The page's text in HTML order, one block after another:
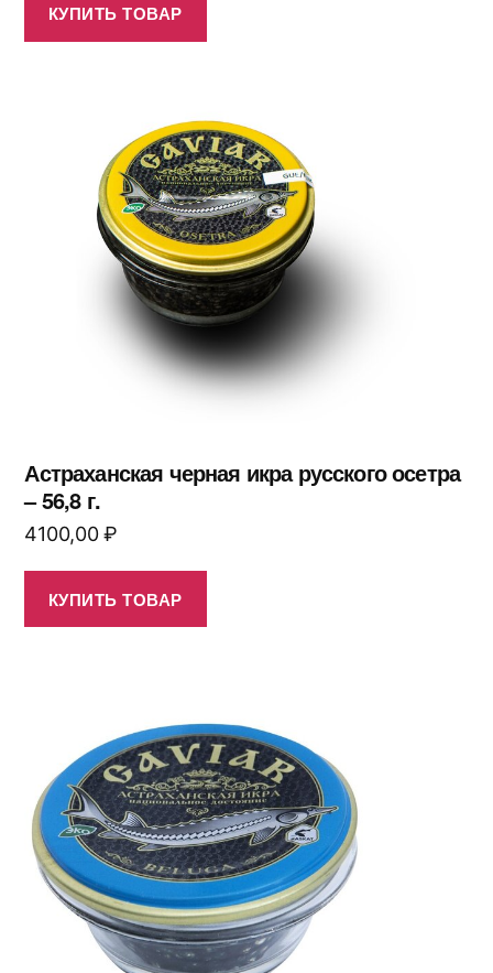
КУПИТЬ ТОВАР
Астраханская черная икра русского осетра
– 56,8 г.
4100,00₽
КУПИТЬ ТОВАР